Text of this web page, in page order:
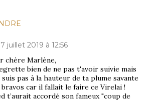
7 juillet 2019 à 12:56
chère Marlène,
bien de ne pas t'avoir suivie mais
suis pas à la hauteur de ta plume savante
bravos car il fallait le faire ce Virelai !
t’aurait accordé son fameux "coup de